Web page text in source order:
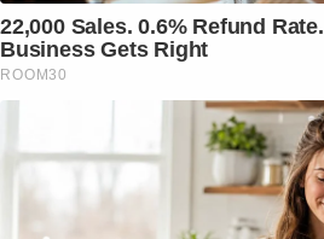
22,000 Sales. 0.6% Refund
Business Gets Right
ROOM30